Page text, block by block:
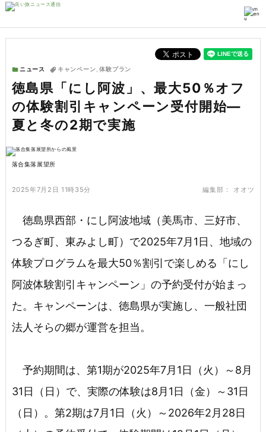
ニュース キャンペーン, 体験プラン
徳島県「にし阿波」、最大50％オフ
の体験割引キャンペーン受付開始―
夏と冬の2期で実施
落合集落展望所
2025年7月2日 11時35分 編集部： オオツ
徳島県西部・にし阿波地域（美馬市、三好市、
つるぎ町、東みよし町）で2025年7月1日、地域の
体験プログラムを最大50％割引で楽しめる「にし
阿波体験割引キャンペーン」の予約受付が始まっ
た。キャンペーンは、徳島県が実施し、一般社団
法人そらの郷が運営を担当。
予約期間は、第1期が2025年7月1日（火）～8月
31日（日）で、実際の体験は8月1日（金）～31日
（日）。第2期は7月1日（火）～2026年2月28日